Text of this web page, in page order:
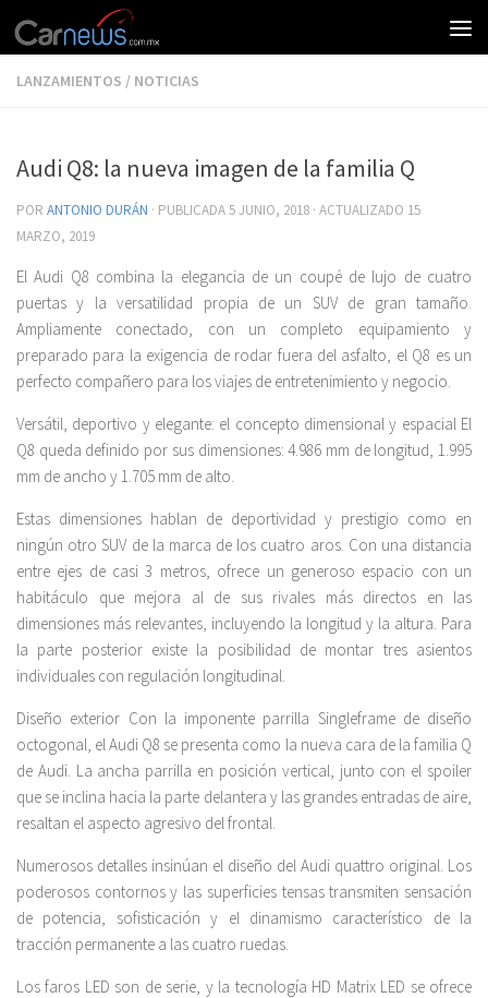
LANZAMIENTOS / NOTICIAS
Audi Q8: la nueva imagen de la familia Q
POR ANTONIO DURÁN · PUBLICADA5 JUNIO, 2018 · ACTUALIZADO 15
MARZO, 2019
El Audi Q8 combina la elegancia de un coupé de lujo de cuatro
puertas y la versatilidad propia de un SUV de gran tamaño.
Ampliamente conectado, con un completo equipamiento y
preparado para la exigencia de rodar fuera del asfalto, el Q8 es un
perfecto compañero para los viajes de entretenimiento y negocio.
Versátil, deportivo y elegante: el concepto dimensional y espacial El
Q8 queda definido por sus dimensiones: 4.986 mm de longitud, 1.995
mm de ancho y 1.705 mm de alto.
Estas dimensiones hablan de deportividad y prestigio como en
ningún otro SUV de la marca de los cuatro aros. Con una distancia
entre ejes de casi 3 metros, ofrece un generoso espacio con un
habitáculo que mejora al de sus rivales más directos en las
dimensiones más relevantes, incluyendo la longitud y la altura. Para
la parte posterior existe la posibilidad de montar tres asientos
individuales con regulación longitudinal.
Diseño exterior Con la imponente parrilla Singleframe de diseño
octogonal, el Audi Q8 se presenta como la nueva cara de la familia Q
de Audi. La ancha parrilla en posición vertical, junto con el spoiler
que se inclina hacia la parte delantera y las grandes entradas de aire,
resaltan el aspecto agresivo del frontal.
Numerosos detalles insinúan el diseño del Audi quattro original. Los
poderosos contornos y las superficies tensas transmiten sensación
de potencia, sofisticación y el dinamismo característico de la
tracción permanente a las cuatro ruedas.
Los faros LED son de serie, y la tecnología HD Matrix LED se ofrece